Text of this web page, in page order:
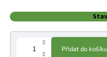
Přidat do košíku